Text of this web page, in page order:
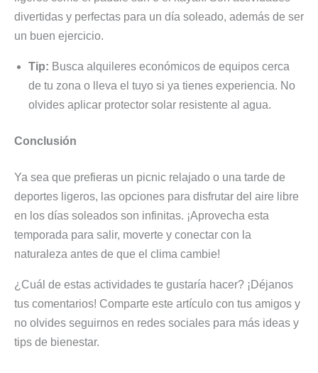
divertidas y perfectas para un día soleado, además de ser
un buen ejercicio.
Tip: Busca alquileres económicos de equipos cerca
de tu zona o lleva el tuyo si ya tienes experiencia. No
olvides aplicar protector solar resistente al agua.
Conclusión
Ya sea que prefieras un picnic relajado o una tarde de
deportes ligeros, las opciones para disfrutar del aire libre
en los días soleados son infinitas. ¡Aprovecha esta
temporada para salir, moverte y conectar con la
naturaleza antes de que el clima cambie!
¿Cuál de estas actividades te gustaría hacer? ¡Déjanos
tus comentarios! Comparte este artículo con tus amigos y
no olvides seguirnos en redes sociales para más ideas y
tips de bienestar.